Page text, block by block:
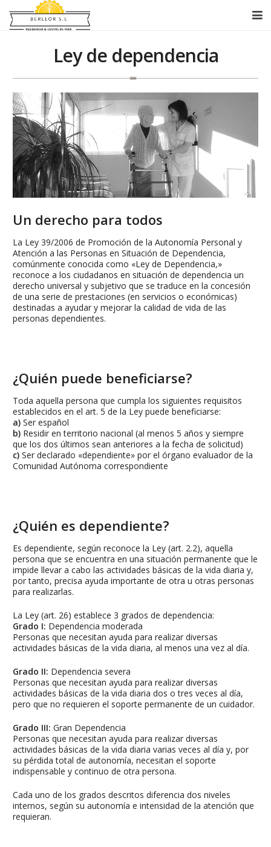
Centro de Dia
Instalaciones
Blog
IFEELelMétodo
Contacto
Ley de dependencia
Un derecho para todos
La Ley 39/2006 de Promoción de la Autonomía Personal y
Atención a las Personas en Situación de Dependencia,
comúnmente conocida como «Ley de Dependencia,»
reconoce a los ciudadanos en situación de dependencia un
derecho universal y subjetivo que se traduce en la concesión
de una serie de prestaciones (en servicios o económicas)
destinadas a ayudar y mejorar la calidad de vida de las
personas dependientes.
¿Quién puede beneficiarse?
Toda aquella persona que cumpla los siguientes requisitos
establecidos en el art. 5 de la Ley puede beneficiarse:
a) Ser español
b) Residir en territorio nacional (al menos 5 años y siempre
que los dos últimos sean anteriores a la fecha de solicitud)
c) Ser declarado «dependiente» por el órgano evaluador de la
Comunidad Autónoma correspondiente
¿Quién es dependiente?
Es dependiente, según reconoce la Ley (art. 2.2), aquella
persona que se encuentra en una situación permanente que le
impide llevar a cabo las actividades básicas de la vida diaria y,
por tanto, precisa ayuda importante de otra u otras personas
para realizarlas.
La Ley (art. 26) establece 3 grados de dependencia:
Grado I: Dependencia moderada
Personas que necesitan ayuda para realizar diversas
actividades básicas de la vida diaria, al menos una vez al día.
Grado II: Dependencia severa
Personas que necesitan ayuda para realizar diversas
actividades básicas de la vida diaria dos o tres veces al día,
pero que no requieren el soporte permanente de un cuidador.
Grado III: Gran Dependencia
Personas que necesitan ayuda para realizar diversas
actividades básicas de la vida diaria varias veces al día y, por
su pérdida total de autonomía, necesitan el soporte
indispensable y continuo de otra persona.
Cada uno de los grados descritos diferencia dos niveles
internos, según su autonomía e intensidad de la atención que
requieran.